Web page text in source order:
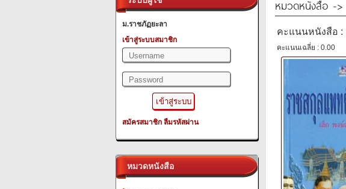
ม.ราชภัฏยะลา
เข้าสู่ระบบสมาชิก
สมัครสมาชิก ลืมรหัสผ่าน
หมวดหนังสือ
หมวดหนังสือ ->
คะแนนหนังสือ :
คะแนนเฉลี่ย : 0.00